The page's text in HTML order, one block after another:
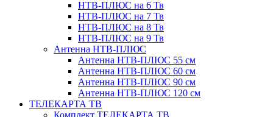
НТВ-ПЛЮС на 6 Тв
НТВ-ПЛЮС на 7 Тв
НТВ-ПЛЮС на 8 Тв
НТВ-ПЛЮС на 9 Тв
Антенна НТВ-ПЛЮС
Антенна НТВ-ПЛЮС 55 см
Антенна НТВ-ПЛЮС 60 см
Антенна НТВ-ПЛЮС 90 см
Антенна НТВ-ПЛЮС 120 см
ТЕЛЕКАРТА ТВ
Комплект ТЕЛЕКАРТА ТВ